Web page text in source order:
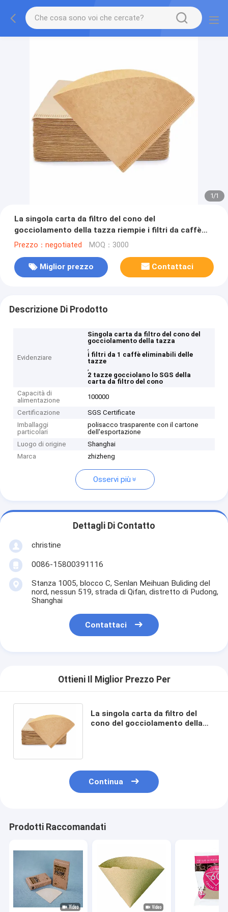
1/1
La singola carta da filtro del cono del
gocciolamento della tazza riempie i filtri da caffè
eliminabili
Prezzo：negotiated MOQ：3000
Miglior prezzo Contattaci
Descrizione Di Prodotto
Evidenziare
Singola carta da filtro del cono del
gocciolamento della tazza
,
i filtri da 1 caffè eliminabili delle
tazze
,
2 tazze gocciolano lo SGS della
carta da filtro del cono
Capacità di
alimentazione
100000
Certificazione
SGS Certificate
Imballaggi
particolari
polisacco trasparente con il cartone
dell'esportazione
Luogo di origine
Shanghai
Marca
zhizheng
Osservi più
Dettagli Di Contatto
christine
0086-15800391116
Stanza 1005, blocco C, Senlan Meihuan Buliding del
nord, nessun 519, strada di Qifan, distretto di Pudong,
Shanghai
Contattaci
Ottieni Il Miglior Prezzo Per
La singola carta da filtro del
cono del gocciolamento della
Continua
Prodotti Raccomandati